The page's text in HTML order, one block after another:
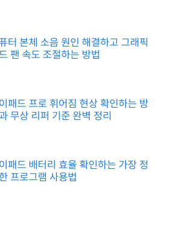
터 본체 소음 원인 해결하고 그래픽
팬 속도 조절하는 방법
패드 프로 휘어짐 현상 확인하는 방
무상 리퍼 기준 완벽 정리
패드 배터리 효율 확인하는 가장 정
프로그램 사용법